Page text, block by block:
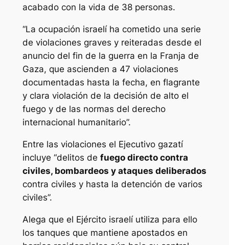
acabado con la vida de 38 personas.
“La ocupación israelí ha cometido una serie
de violaciones graves y reiteradas desde el
anuncio del fin de la guerra en la Franja de
Gaza, que ascienden a 47 violaciones
documentadas hasta la fecha, en flagrante
y clara violación de la decisión de alto el
fuego y de las normas del derecho
internacional humanitario”.
Entre las violaciones el Ejecutivo gazatí
incluye “delitos de fuego directo contra
civiles, bombardeos y ataques deliberados
contra civiles y hasta la detención de varios
civiles”.
Alega que el Ejército israelí utiliza para ello
los tanques que mantiene apostados en